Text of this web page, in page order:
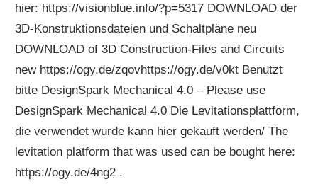
hier: https://visionblue.info/?p=5317 DOWNLOAD der
3D-Konstruktionsdateien und Schaltpläne neu
DOWNLOAD of 3D Construction-Files and Circuits
new https://ogy.de/zqovhttps://ogy.de/v0kt Benutzt
bitte DesignSpark Mechanical 4.0 – Please use
DesignSpark Mechanical 4.0 Die Levitationsplattform,
die verwendet wurde kann hier gekauft werden/ The
levitation platform that was used can be bought here:
https://ogy.de/4ng2 .